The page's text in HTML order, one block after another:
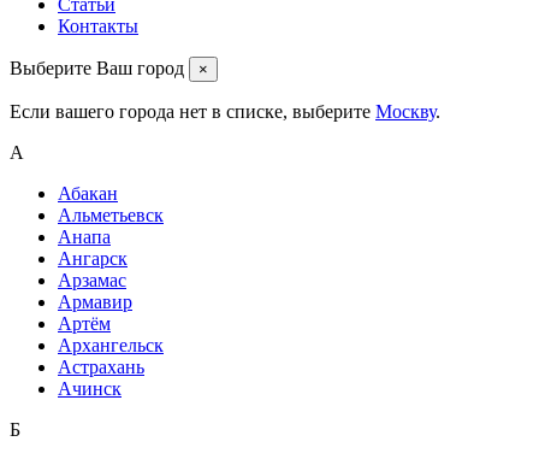
Статьи
Контакты
Выберите Ваш город ×
Если вашего города нет в списке, выберите Москву.
А
Абакан
Альметьевск
Анапа
Ангарск
Арзамас
Армавир
Артём
Архангельск
Астрахань
Ачинск
Б